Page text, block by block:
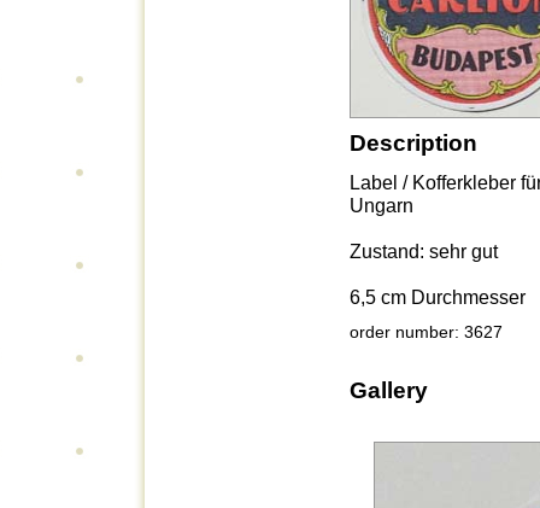
Description
Label / Kofferkleber
Ungarn
Zustand: sehr gut
6,5 cm Durchmesser
order number: 3627
Gallery